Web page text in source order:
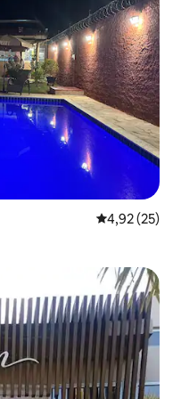
Средна
4,92 (25)